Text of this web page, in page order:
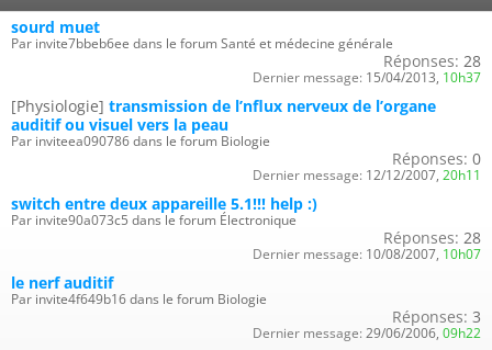
sourd muet
Par invite7bbeb6ee dans le forum Santé et médecine générale
Réponses: 28
Dernier message: 15/04/2013, 10h37
[Physiologie] transmission de l’nflux nerveux de l’organe
auditif ou visuel vers la peau
Par inviteea090786 dans le forum Biologie
Réponses: 0
Dernier message: 12/12/2007, 20h11
switch entre deux appareille 5.1!!! help :)
Par invite90a073c5 dans le forum Électronique
Réponses: 28
Dernier message: 10/08/2007, 10h07
le nerf auditif
Par invite4f649b16 dans le forum Biologie
Réponses: 3
Dernier message: 29/06/2006, 09h22